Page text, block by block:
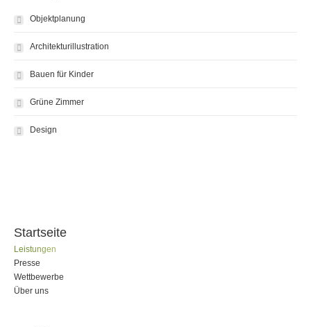
Objektplanung
Architekturillustration
Bauen für Kinder
Grüne Zimmer
Design
Startseite
Leistungen
Presse
Wettbewerbe
Über uns